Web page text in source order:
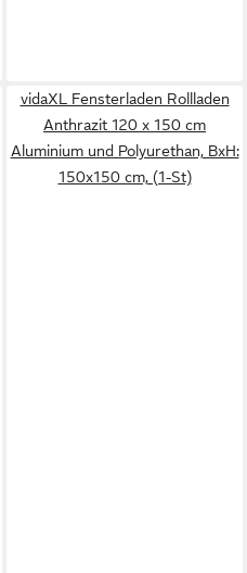
vidaXL Fensterladen Rollladen
Anthrazit 120 x 150 cm
Aluminium und Polyurethan, BxH:
150x150 cm, (1-St)